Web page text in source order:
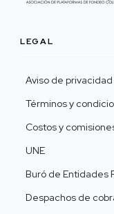
LEGAL
Aviso de privacidad
Términos y
Costos y
UNE
Buró de Entidades
Despachos de